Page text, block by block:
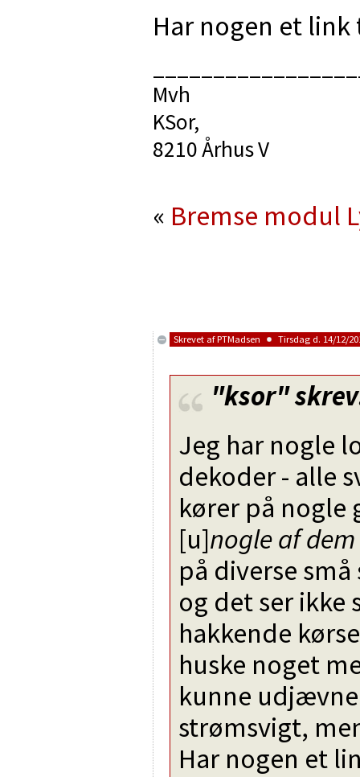
Har nogen et
Mvh
KSor,
8210 Århus V
« Bremse modul
Skrevet afPTMadsen Tirsdag d. 14/12/
"ksor"
Jeg har nogle
dekoder - alle
kører på nogle
[u]nogle af dem
på diverse
og det ser ikke
hakkende
huske noget
kunne
strømsvigt,
Har nogen et